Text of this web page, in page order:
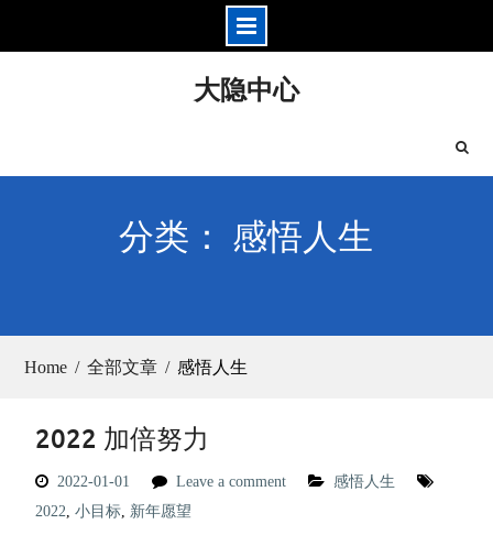
大隐中心
分类： 感悟人生
Home 全部文章 感悟人生
2022 加倍努力
2022-01-01 Leave a comment
感悟人生
2022, 小目标, 新年愿望